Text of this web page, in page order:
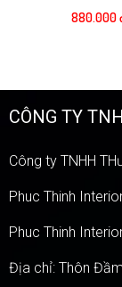
880.000
CÔNG TY
Công ty TNHH
Phuc Thinh
Phuc Thinh
Địa chỉ: Thôn